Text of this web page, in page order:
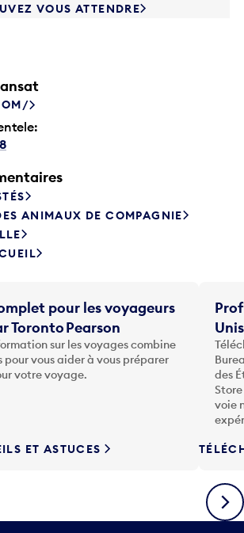
VOUS ATTENDRE
ANIMAUX DE COMPAGNIE
pour les voyageurs
Toronto Pearson
sur les voyages combine
pour vous aider à vous préparer
votre voyage.
ET ASTUCES
des
voie